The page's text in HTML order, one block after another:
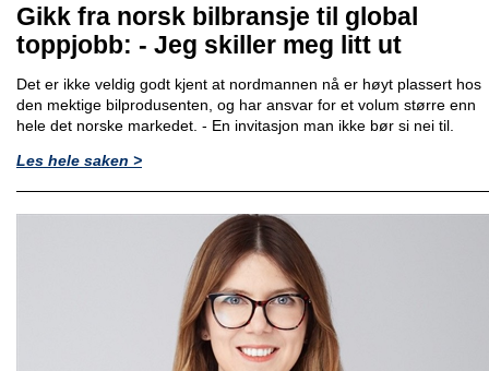
Gikk fra norsk bilbransje til global
toppjobb: - Jeg skiller meg litt ut
Det er ikke veldig godt kjent at nordmannen nå er høyt plassert hos
den mektige bilprodusenten, og har ansvar for et volum større enn
hele det norske markedet. - En invitasjon man ikke bør si nei til.
Les hele saken >